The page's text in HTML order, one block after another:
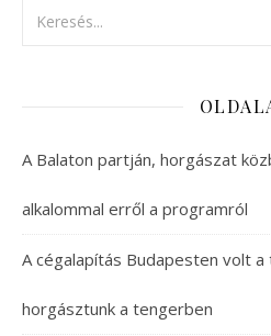
A Balaton partján, horgászat
alkalommal erről a programról
A cégalapítás Budapesten volt
horgásztunk a tengerben